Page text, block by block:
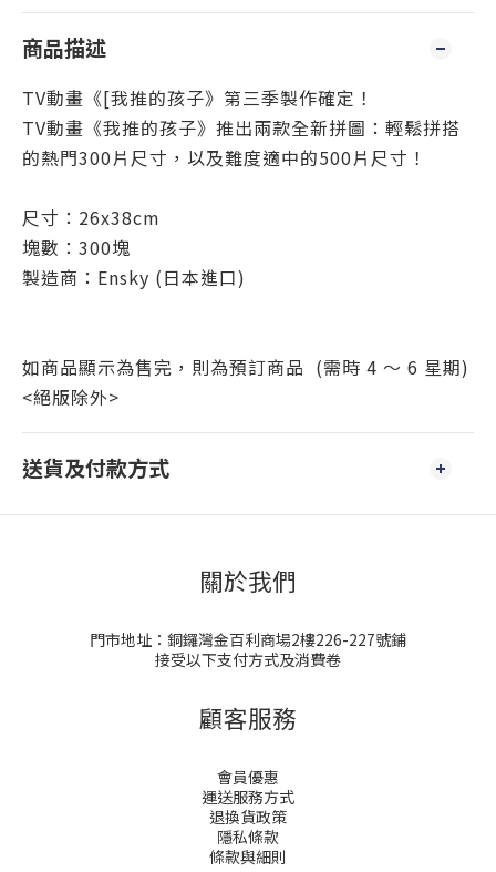
商品描述
TV動畫《[我推的孩子》第三季製作確定！
TV動畫《我推的孩子》推出兩款全新拼圖：輕鬆拼搭
的熱門300片尺寸，以及難度適中的500片尺寸！
尺寸：26x38cm
塊數：300塊
製造商：Ensky (日本進口)
如商品顯示為售完，則為預訂商品 (需時 4 ～ 6 星期)
<絕版除外>
送貨及付款方式
關於我們
門市地址：銅鑼灣金百利商場2樓226-227號鋪
接受以下支付方式及消費卷
顧客服務
會員優惠
運送服務方式
退換貨政策
隱私條款
條款與細則